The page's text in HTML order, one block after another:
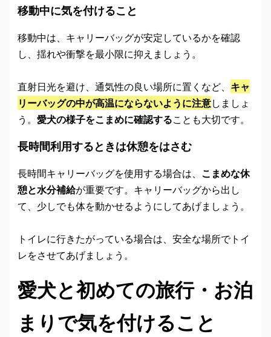
移動中に気を付けること
移動中は、キャリーバッグが安定しているかを確認
し、揺れや衝撃を最小限に抑えましょう。
直射日光を避け、通気性の良い場所に置くなど、 キャ
リーバッグの中が高温にならないように注意しましょ
う。 愛犬の様子をこまめに確認することも大切です。
長時間利用するときは休憩をはさむ
長時間キャリーバッグを使用する場合は、 こまめな休
憩と水分補給が重要です。キャリーバッグから出し
て、少しでも体を動かせるようにしてあげましょう。
トイレに行きたがっている場合は、安全な場所でトイ
レをさせてあげましょう。
愛犬と初めての旅行・お泊
まりで気を付けること